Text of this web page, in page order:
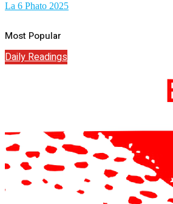
La 6 Phato 2025
Most Popular
Daily Readings